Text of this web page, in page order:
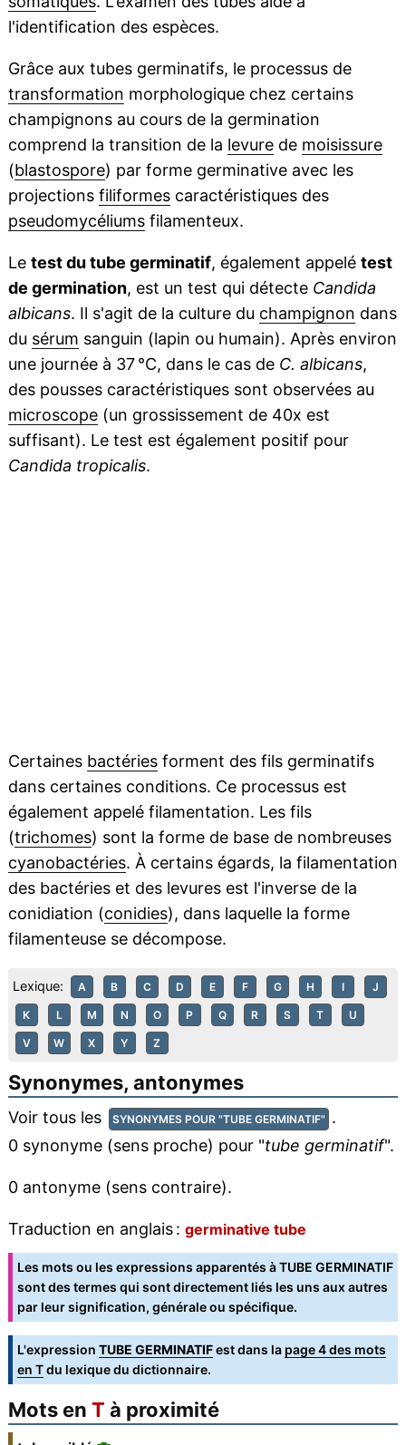
l'identification des espèces.
Grâce aux tubes germinatifs, le processus de
transformation morphologique chez certains
champignons au cours de la germination
comprend la transition de la levurede moisissure
(blastospore) par forme germinative avec les
projections filiformescaractéristiques des
pseudomycéliumsfilamenteux.
Le test du tube germinatif, également appelé test
de germination, est un test qui détecte Candida
albicans. Il s'agit de la culture du champignon dans
du sérum sanguin (lapin ou humain). Après environ
une journée à 37 °C, dans le cas de C. albicans,
des pousses caractéristiques sont observées au
microscope(un grossissement de 40x est
suffisant). Le test est également positif pour
Candida tropicalis.
Certaines bactériesforment des fils germinatifs
dans certaines conditions. Ce processus est
également appelé filamentation. Les fils
(trichomes) sont la forme de base de nombreuses
cyanobactéries. À certains égards, la filamentation
des bactéries et des levures est l'inverse de la
conidiation (conidies), dans laquelle la forme
filamenteuse se décompose.
Lexique: A B C D E F G H I J
K L M N O P Q R S T U
V W X Y Z
Synonymes, antonymes
Voir tous les SYNONYMES POUR "TUBE GERMINATIF" .
0 synonyme (sens proche) pour "tube germinatif".
0 antonyme (sens contraire).
Traduction en anglais : germinative tube
Les mots ou les expressions apparentés à TUBE GERMINATIF
sont des termes qui sont directement liés les uns aux autres
par leur signification, générale ou spécifique.
L'expression TUBE GERMINATIFest dans la page 4 des mots
en Tdu lexique du dictionnaire.
Mots en T à proximité